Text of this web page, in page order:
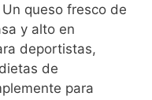
Un queso fresco de
y alto en
deportistas,
de
para